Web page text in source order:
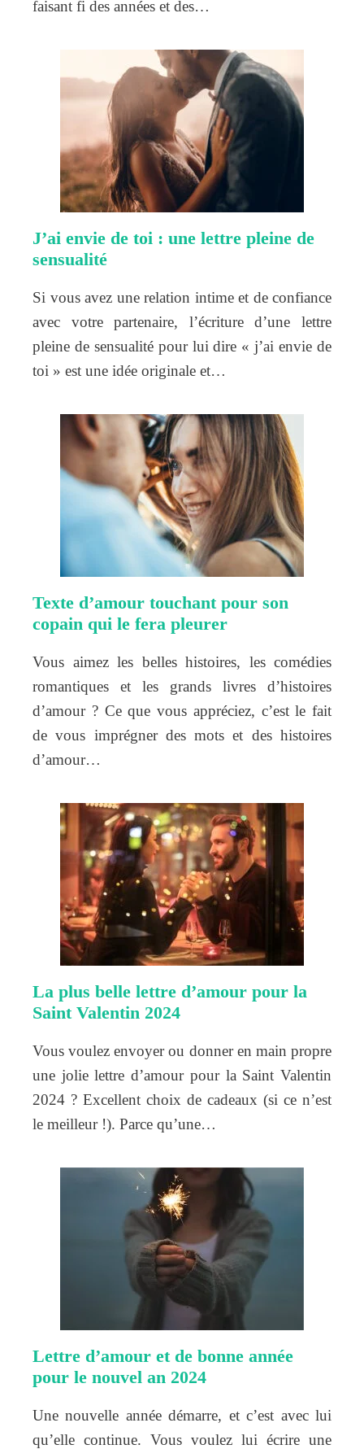
faisant fi des années et des…
J’ai envie de toi : une lettre pleine de
sensualité
Si vous avez une relation intime et de confiance
avec votre partenaire, l’écriture d’une lettre
pleine de sensualité pour lui dire « j’ai envie de
toi » est une idée originale et…
Texte d’amour touchant pour son
copain qui le fera pleurer
Vous aimez les belles histoires, les comédies
romantiques et les grands livres d’histoires
d’amour ? Ce que vous appréciez, c’est le fait
de vous imprégner des mots et des histoires
d’amour…
La plus belle lettre d’amour pour la
Saint Valentin 2024
Vous voulez envoyer ou donner en main propre
une jolie lettre d’amour pour la Saint Valentin
2024 ? Excellent choix de cadeaux (si ce n’est
le meilleur !). Parce qu’une…
Lettre d’amour et de bonne année
pour le nouvel an 2024
Une nouvelle année démarre, et c’est avec lui
qu’elle continue. Vous voulez lui écrire une